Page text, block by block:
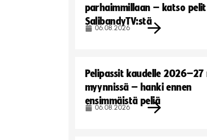
parhaimmillaan – katso pelit
SalibandyTV:stä
06.08.2026
Pelipassit kaudelle
myynnissä – hanki ennen
ensimmäistä peliä
06.08.2026